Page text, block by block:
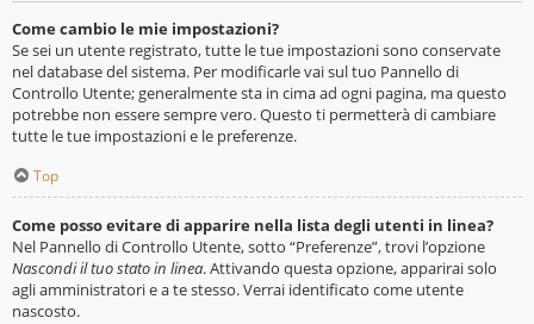
Come cambio le mie impostazioni?
Se sei un utente registrato, tutte le tue impostazioni sono conservate
nel database del sistema. Per modificarle vai sul tuo Pannello di
Controllo Utente; generalmente sta in cima ad ogni pagina, ma questo
potrebbe non essere sempre vero. Questo ti permetterà di cambiare
tutte le tue impostazioni e le preferenze.
Top
Come posso evitare di apparire nella lista degli utenti in linea?
Nel Pannello di Controllo Utente, sotto “Preferenze”, trovi l’opzione
Nascondi il tuo stato in linea. Attivando questa opzione, apparirai solo
agli amministratori e a te stesso. Verrai identificato come utente
nascosto.